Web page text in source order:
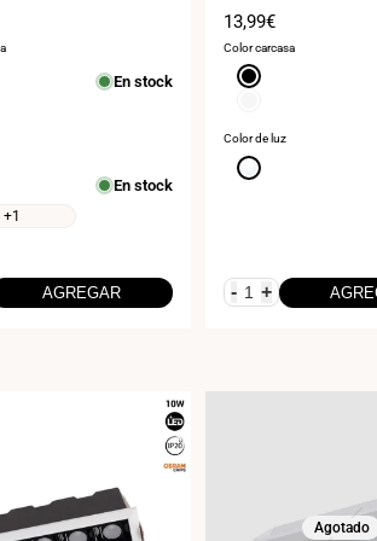
En stock
+1
En stock
AGREGAR
Precio
de
venta
13,99€
Color carcasa
Negro
Color de luz
Blanco
- +
Agotado